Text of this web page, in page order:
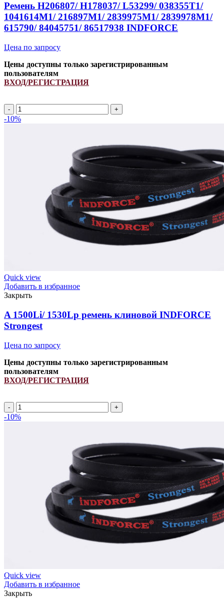
Ремень H206807/ H178037/ L53299/ 038355T1/
1041614M1/ 216897M1/ 2839975M1/ 2839978M1/
615790/ 84045751/ 86517938 INDFORCE
Цена по запросу
Цены доступны только зарегистрированным
пользователям
ВХОД/РЕГИСТРАЦИЯ
Ремень
H206807/
84045751/
86517938
INDFORCE
-10%
Quick view
Добавить в избранное
Закрыть
A 1500Li/ 1530Lp ремень клиновой INDFORCE
Strongest
Цена по запросу
Цены доступны только зарегистрированным
пользователям
ВХОД/РЕГИСТРАЦИЯ
A
1500Li/
-10%
Quick view
Добавить в избранное
Закрыть